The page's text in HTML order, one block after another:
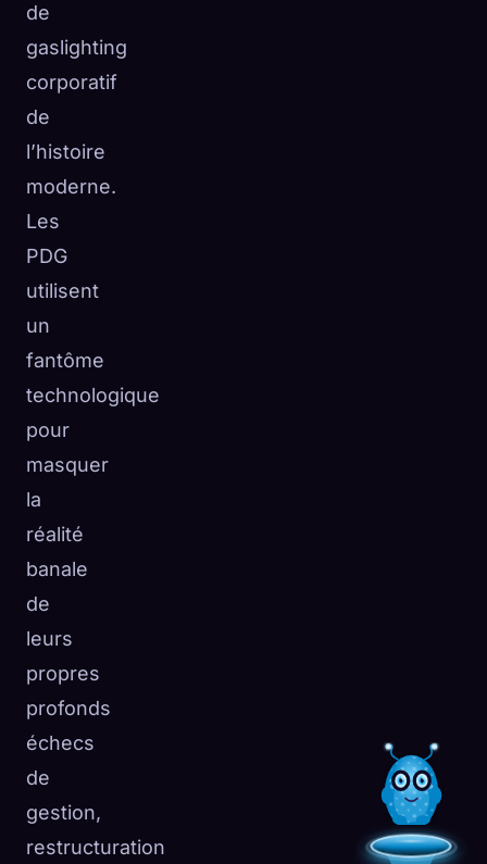
de
gaslighting
corporatif
de
l’histoire
moderne.
Les
PDG
utilisent
un
fantôme
technologique
pour
masquer
la
réalité
banale
de
leurs
propres
profonds
échecs
de
gestion,
restructuration